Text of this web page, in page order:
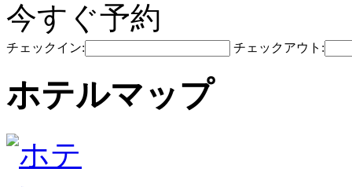
今すぐ予約
チェックイン: チェックアウト:
ホテルマップ